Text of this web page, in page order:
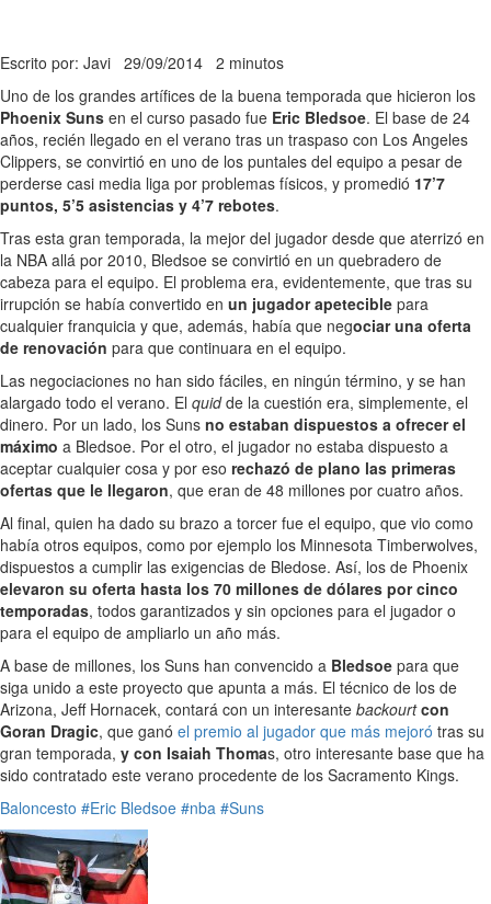
Escrito por: Javi 29/09/2014 2 minutos
Uno de los grandes artífices de la buena temporada que hicieron los
Phoenix Suns en el curso pasado fue Eric Bledsoe. El base de 24
años, recién llegado en el verano tras un traspaso con Los Angeles
Clippers, se convirtió en uno de los puntales del equipo a pesar de
perderse casi media liga por problemas físicos, y promedió 17’7
puntos, 5’5 asistencias y 4’7 rebotes.
Tras esta gran temporada, la mejor del jugador desde que aterrizó en
la NBA allá por 2010, Bledsoe se convirtió en un quebradero de
cabeza para el equipo. El problema era, evidentemente, que tras su
irrupción se había convertido en un jugador apetecible para
cualquier franquicia y que, además, había que negociar una oferta
de renovación para que continuara en el equipo.
Las negociaciones no han sido fáciles, en ningún término, y se han
alargado todo el verano. El quidde la cuestión era, simplemente, el
dinero. Por un lado, los Suns no estaban dispuestos a ofrecer el
máximo a Bledsoe. Por el otro, el jugador no estaba dispuesto a
aceptar cualquier cosa y por eso rechazó de plano las primeras
ofertas que le llegaron, que eran de 48 millones por cuatro años.
Al final, quien ha dado su brazo a torcer fue el equipo, que vio como
había otros equipos, como por ejemplo los Minnesota Timberwolves,
dispuestos a cumplir las exigencias de Bledose. Así, los de Phoenix
elevaron su oferta hasta los 70 millones de dólares por cinco
temporadas, todos garantizados y sin opciones para el jugador o
para el equipo de ampliarlo un año más.
A base de millones, los Suns han convencido a Bledsoe para que
siga unido a este proyecto que apunta a más. El técnico de los de
Arizona, Jeff Hornacek, contará con un interesante backourtcon
Goran Dragic, que ganó el premio al jugador que más mejoró tras su
gran temporada, y con Isaiah Thomas, otro interesante base que ha
sido contratado este verano procedente de los Sacramento Kings.
Baloncesto #Eric Bledsoe #nba #Suns